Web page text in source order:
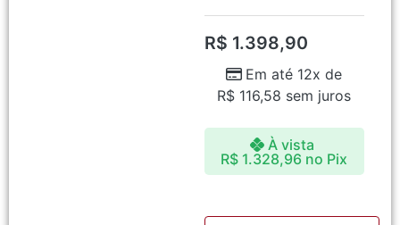
R$ 1.398,90
Em até 12x de
R$ 116,58 sem juros
À vista
R$ 1.328,96 no Pix